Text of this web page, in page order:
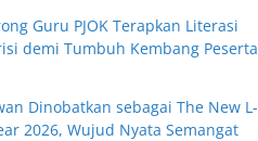
Guru PJOK Terapkan Literasi
demi Tumbuh Kembang Peserta
Dinobatkan sebagai The New L-
2026, Wujud Nyata Semangat